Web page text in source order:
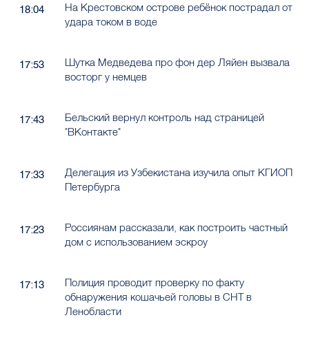
18:04
На Крестовском острове ребёнок пострадал от
удара током в воде
17:53
Шутка Медведева про фон дер Ляйен вызвала
восторг у немцев
17:43
Бельский вернул контроль над страницей
"ВКонтакте"
17:33
Делегация из Узбекистана изучила опыт КГИОП
Петербурга
17:23
Россиянам рассказали, как построить частный
дом с использованием эскроу
17:13
Полиция проводит проверку по факту
обнаружения кошачьей головы в СНТ в
Ленобласти